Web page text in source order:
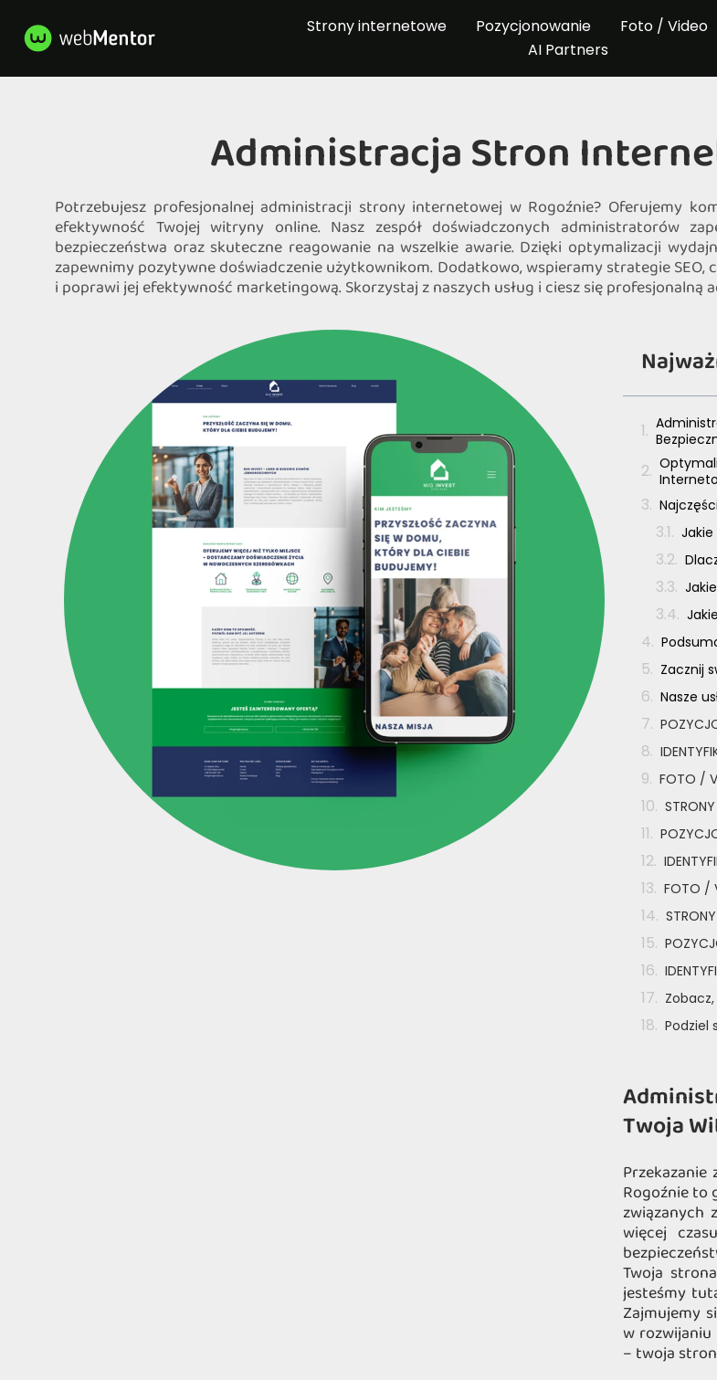
Strony internetowe Pozycjonowanie Foto / Video
AI Partners
Administracja Stron
Potrzebujesz profesjonalnej administracji strony internetowej w Rogoźnie? Oferujemy
efektywność Twojej witryny online. Nasz zespół doświadczonych administratorów
bezpieczeństwa oraz skuteczne reagowanie na wszelkie awarie. Dzięki optymalizacji
zapewnimy pozytywne doświadczenie użytkownikom. Dodatkowo, wspieramy strategie
i poprawi jej efektywność marketingową. Skorzystaj z naszych usług i ciesz się
Zacznij
Nasze
FOTO /
FOTO /
Podziel
Twoja
Rogoźnie to
związanych
więcej
Twoja
jesteśmy
Zajmujemy
w rozwijaniu
– twoja